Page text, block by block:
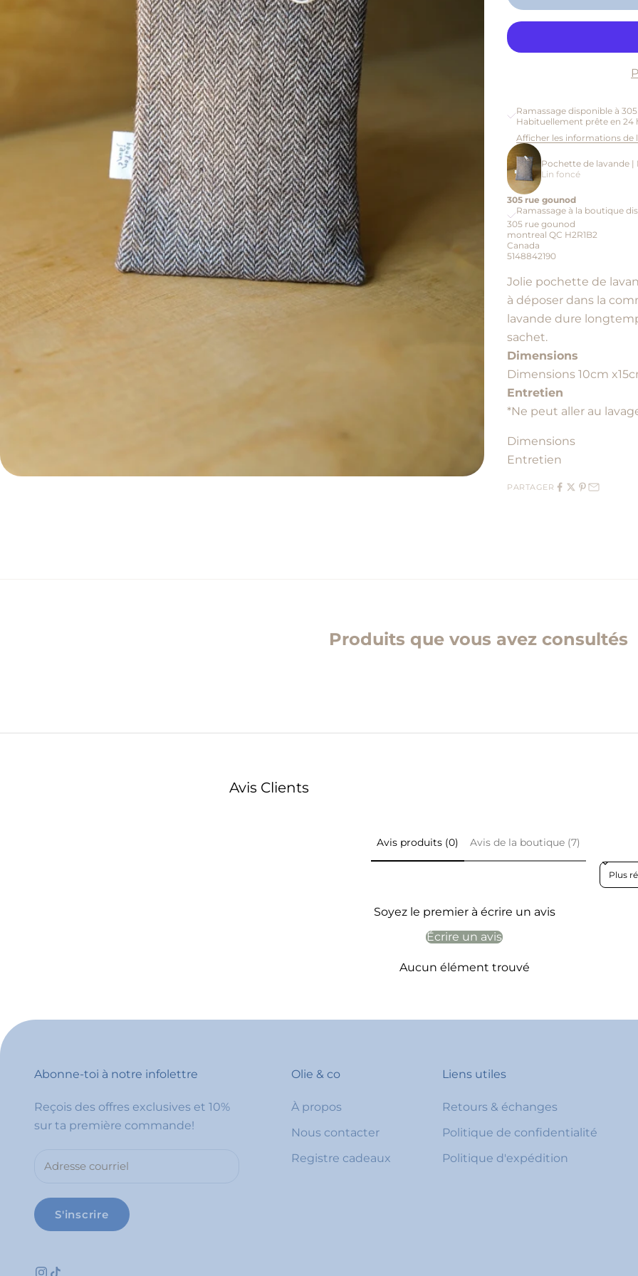
Ramassage disponible à
Habituellement prête en 24
Afficher les informations de
Pochette de lavande |
Lin foncé
305 rue gounod
Ramassage à la boutique
305 rue gounod
montreal QC H2R1B2
Canada
5148842190
Jolie pochette de
à déposer dans la
lavande dure
sachet.
Dimensions
Dimensions 10cm
Entretien
*Ne peut aller au
Dimensions
Entretien
PARTAGER
Produits que vous avez consultés
Avis Clients
Avis produits (0) Avis de la boutique (7)
Sort
Soyez le premier à écrire un avis
Écrire un avis
Aucun élément trouvé
Abonne-toi à notre infolettre
Reçois des offres exclusives et 10%
sur ta première commande!
S'inscrire
Olie & co
À propos
Nous contacter
Registre cadeaux
Liens utiles
Retours & échanges
Politique de confidentialité
Politique d'expédition